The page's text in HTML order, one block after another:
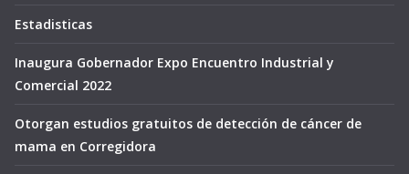
Estadisticas
Inaugura Gobernador Expo Encuentro Industrial y
Comercial 2022
Otorgan estudios gratuitos de detección de cáncer de
mama en Corregidora